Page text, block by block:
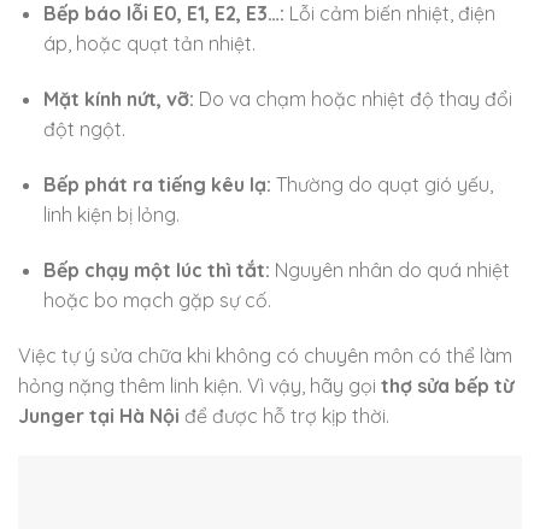
Bếp báo lỗi E0, E1, E2, E3…: Lỗi cảm biến nhiệt, điện
áp, hoặc quạt tản nhiệt.
Mặt kính nứt, vỡ: Do va chạm hoặc nhiệt độ thay đổi
đột ngột.
Bếp phát ra tiếng kêu lạ: Thường do quạt gió yếu,
linh kiện bị lỏng.
Bếp chạy một lúc thì tắt: Nguyên nhân do quá nhiệt
hoặc bo mạch gặp sự cố.
Việc tự ý sửa chữa khi không có chuyên môn có thể làm
hỏng nặng thêm linh kiện. Vì vậy, hãy gọi thợ sửa bếp từ
Junger tại Hà Nội để được hỗ trợ kịp thời.